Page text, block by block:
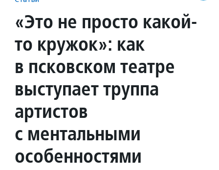
«Это не просто какой-
то кружок»: как
в псковском театре
выступает труппа
артистов
с ментальными
особенностями